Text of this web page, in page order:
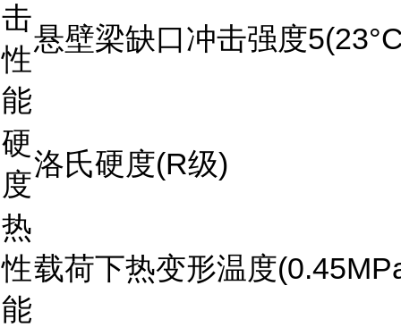
击
性
能
悬壁梁缺口冲击强度
硬
度
洛氏硬度(R级)
热
性
能
载荷下热变形温度